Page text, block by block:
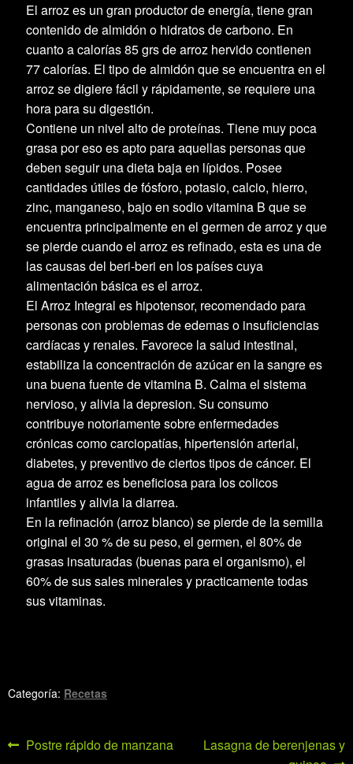
El arroz es un gran productor de energía, tiene gran
contenido de almidón o hidratos de carbono. En
cuanto a calorías 85 grs de arroz hervido contienen
77 calorías. El tipo de almidón que se encuentra en el
arroz se digiere fácil y rápidamente, se requiere una
hora para su digestión.
Contiene un nivel alto de proteínas. Tiene muy poca
grasa por eso es apto para aquellas personas que
deben seguir una dieta baja en lípidos. Posee
cantidades útiles de fósforo, potasio, calcio, hierro,
zinc, manganeso, bajo en sodio vitamina B que se
encuentra principalmente en el germen de arroz y que
se pierde cuando el arroz es refinado, esta es una de
las causas del beri-beri en los países cuya
alimentación básica es el arroz.
El Arroz Integral es hipotensor, recomendado para
personas con problemas de edemas o insuficiencias
cardíacas y renales. Favorece la salud intestinal,
estabiliza la concentración de azúcar en la sangre es
una buena fuente de vitamina B. Calma el sistema
nervioso, y alivia la depresion. Su consumo
contribuye notoriamente sobre enfermedades
crónicas como carciopatías, hipertensión arterial,
diabetes, y preventivo de ciertos tipos de cáncer. El
agua de arroz es beneficiosa para los colicos
infantiles y alivia la diarrea.
En la refinación (arroz blanco) se pierde de la semilla
original el 30 % de su peso, el germen, el 80% de
grasas insaturadas (buenas para el organismo), el
60% de sus sales minerales y practicamente todas
sus vitaminas.
Categoría: Recetas
Navegación
Anterior:
Postre rápido de manzana Siguiente:
Lasagna de berenjenas y